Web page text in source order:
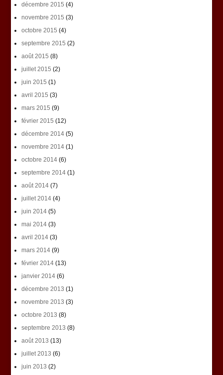
décembre 2015 (4)
novembre 2015 (3)
octobre 2015 (4)
septembre 2015 (2)
août 2015 (8)
juillet 2015 (2)
juin 2015 (1)
avril 2015 (3)
mars 2015 (9)
février 2015 (12)
décembre 2014(5)
novembre 2014(1)
octobre 2014(6)
septembre 2014(1)
août 2014(7)
juillet 2014(4)
juin 2014(5)
mai 2014(3)
avril 2014(3)
mars 2014(9)
février 2014(13)
janvier 2014(6)
décembre 2013 (1)
novembre 2013 (3)
octobre 2013 (8)
septembre 2013 (8)
août 2013 (13)
juillet 2013 (6)
juin 2013 (2)